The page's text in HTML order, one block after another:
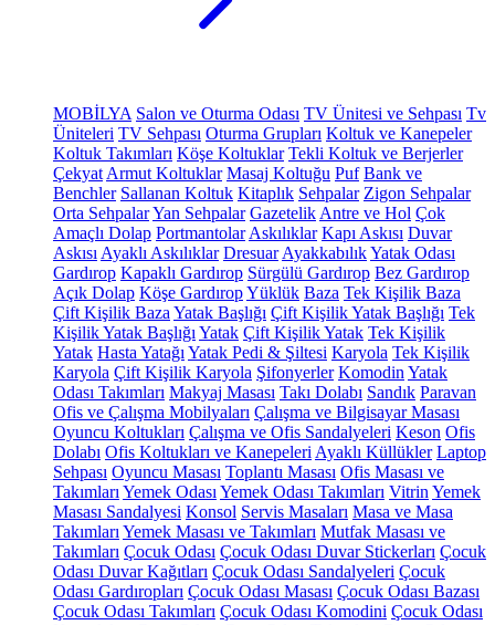
MOBİLYA Salon ve Oturma Odası TV Ünitesi ve Sehpası Tv
Üniteleri TV Sehpası Oturma Grupları Koltuk ve Kanepeler
Koltuk Takımları Köşe Koltuklar Tekli Koltuk ve Berjerler
Çekyat Armut Koltuklar Masaj Koltuğu Puf Bank ve
Benchler Sallanan Koltuk Kitaplık Sehpalar Zigon Sehpalar
Orta SehpalarYan Sehpalar Gazetelik Antre ve Hol Çok
Amaçlı Dolap Portmantolar Askılıklar Kapı Askısı Duvar
Askısı Ayaklı Askılıklar Dresuar AyakkabılıkYatak Odası
Gardırop Kapaklı Gardırop Sürgülü Gardırop Bez Gardırop
Açık Dolap Köşe GardıropYüklük Baza Tek Kişilik Baza
Çift Kişilik Baza Yatak Başlığı Çift Kişilik Yatak Başlığı Tek
Kişilik Yatak Başlığı Yatak Çift Kişilik Yatak Tek Kişilik
Yatak Hasta Yatağı Yatak Pedi & Şiltesi Karyola Tek Kişilik
Karyola Çift Kişilik Karyola Şifonyerler Komodin Yatak
Odası Takımları Makyaj Masası Takı Dolabı Sandık Paravan
Ofis ve Çalışma Mobilyaları Çalışma ve Bilgisayar Masası
Oyuncu Koltukları Çalışma ve Ofis Sandalyeleri Keson Ofis
Dolabı Ofis Koltukları ve Kanepeleri Ayaklı Küllükler Laptop
Sehpası Oyuncu Masası Toplantı Masası Ofis Masası ve
Takımları Yemek Odası Yemek Odası Takımları Vitrin Yemek
Masası Sandalyesi Konsol Servis Masaları Masa ve Masa
Takımları Yemek Masası ve Takımları Mutfak Masası ve
Takımları Çocuk Odası Çocuk Odası Duvar Stickerları Çocuk
Odası Duvar Kağıtları Çocuk Odası Sandalyeleri Çocuk
Odası Gardıropları Çocuk Odası Masası Çocuk Odası Bazası
Çocuk Odası Takımları Çocuk Odası Komodini Çocuk Odası